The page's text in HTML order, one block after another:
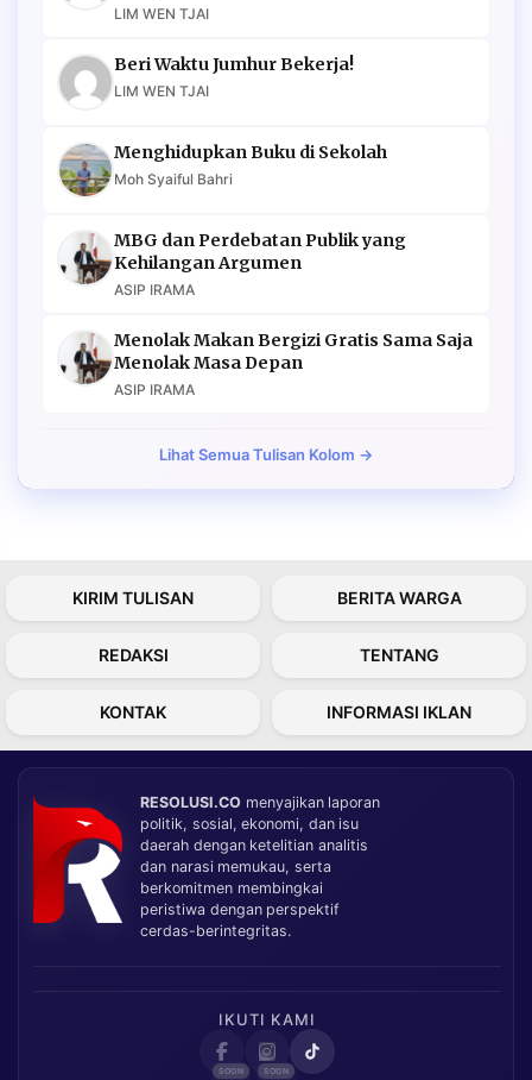
LIM WEN TJAI
Beri Waktu Jumhur Bekerja!
LIM WEN TJAI
Menghidupkan Buku di Sekolah
Moh Syaiful Bahri
MBG dan Perdebatan Publik yang
Kehilangan Argumen
ASIP IRAMA
Menolak Makan Bergizi Gratis Sama Saja
Menolak Masa Depan
ASIP IRAMA
Lihat Semua Tulisan Kolom →
KIRIM TULISAN BERITA WARGA
REDAKSI TENTANG
KONTAK INFORMASI IKLAN
RESOLUSI.CO menyajikan laporan
politik, sosial, ekonomi, dan isu
daerah dengan ketelitian analitis
dan narasi memukau, serta
berkomitmen membingkai
peristiwa dengan perspektif
cerdas-berintegritas.
IKUTI KAMI